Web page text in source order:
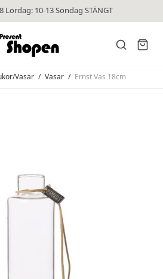
10-13 Söndag STÄNGT
Vasar / Vasar / Ernst Vas 18cm